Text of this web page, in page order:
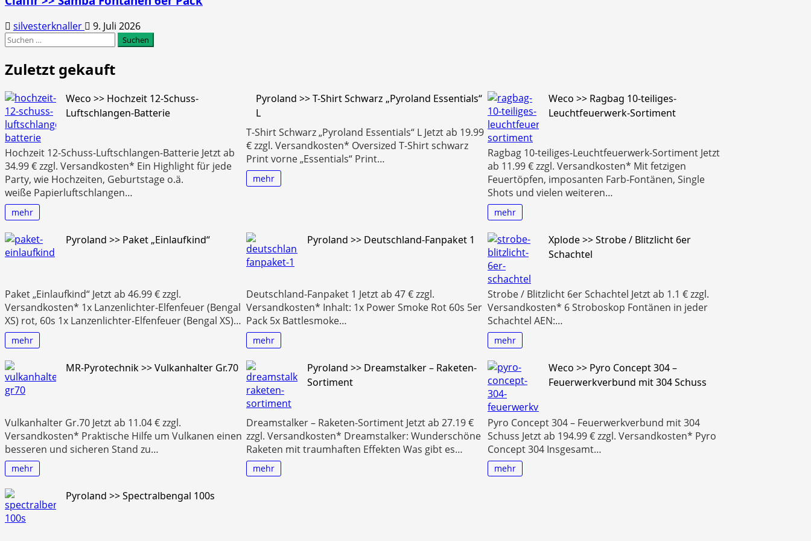
silvesterknaller
9. Juli 2026
Suchen
Zuletzt gekauft
Weco >> Hochzeit 12-Schuss-
Luftschlangen-Batterie
Hochzeit 12-Schuss-Luftschlangen-Batterie Jetzt ab
34.99 € zzgl. Versandkosten* Ein Highlight für jede
Party, wie Hochzeiten, Geburtstage o.ä.
weiße Papierluftschlangen…
mehr
Pyroland >> T-Shirt Schwarz „Pyroland Essentials“
L
T-Shirt Schwarz „Pyroland Essentials“ L Jetzt ab 19.99
€ zzgl. Versandkosten* Oversized T-Shirt schwarz
Print vorne „Essentials“ Print…
mehr
Weco >> Ragbag 10-teiliges-
Leuchtfeuerwerk-Sortiment
Ragbag 10-teiliges-Leuchtfeuerwerk-Sortiment Jetzt
ab 11.99 € zzgl. Versandkosten* Mit fetzigen
Feuertöpfen, imposanten Farb-Fontänen, Single
Shots und vielen weiteren…
mehr
Pyroland >> Paket „Einlaufkind“
Paket „Einlaufkind“ Jetzt ab 46.99 € zzgl.
Versandkosten* 1x Lanzenlichter-Elfenfeuer (Bengal
XS) rot, 60s 1x Lanzenlichter-Elfenfeuer (Bengal XS)…
mehr
Pyroland >> Deutschland-Fanpaket 1
Deutschland-Fanpaket 1 Jetzt ab 47 € zzgl.
Versandkosten* Inhalt: 1x Power Smoke Rot 60s 5er
Pack 5x Battlesmoke…
mehr
Xplode >> Strobe / Blitzlicht 6er
Schachtel
Strobe / Blitzlicht 6er Schachtel Jetzt ab 1.1 € zzgl.
Versandkosten* 6 Stroboskop Fontänen in jeder
Schachtel AEN:…
mehr
MR-Pyrotechnik >> Vulkanhalter Gr.70
Vulkanhalter Gr.70 Jetzt ab 11.04 € zzgl.
Versandkosten* Praktische Hilfe um Vulkanen einen
besseren und sicheren Stand zu…
mehr
Pyroland >> Dreamstalker – Raketen-
Sortiment
Dreamstalker – Raketen-Sortiment Jetzt ab 27.19 €
zzgl. Versandkosten* Dreamstalker: Wunderschöne
Raketen mit traumhaften Effekten Was gibt es…
mehr
Weco >> Pyro Concept 304 –
Feuerwerkverbund mit 304 Schuss
Pyro Concept 304 – Feuerwerkverbund mit 304
Schuss Jetzt ab 194.99 € zzgl. Versandkosten* Pyro
Concept 304 Insgesamt…
mehr
Pyroland >> Spectralbengal 100s